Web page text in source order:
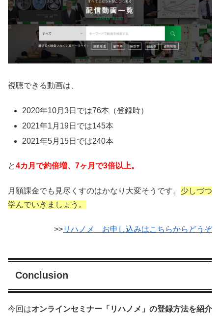
視聴できる動画は、
2020年10月3日では76本（登録時）
2021年1月19日では145本
2021年5月15日では240本
と4カ月で約倍増、7ヶ月で3倍以上。
月額課金でも見尽くすのはかなり大変そうです。 少しづつ
学んでいきましょう。
>>リハノメ お申し込みはこちらからどうぞ
Conclusion
今回はオンラインセミナー「リハノメ」の登録方法を紹介